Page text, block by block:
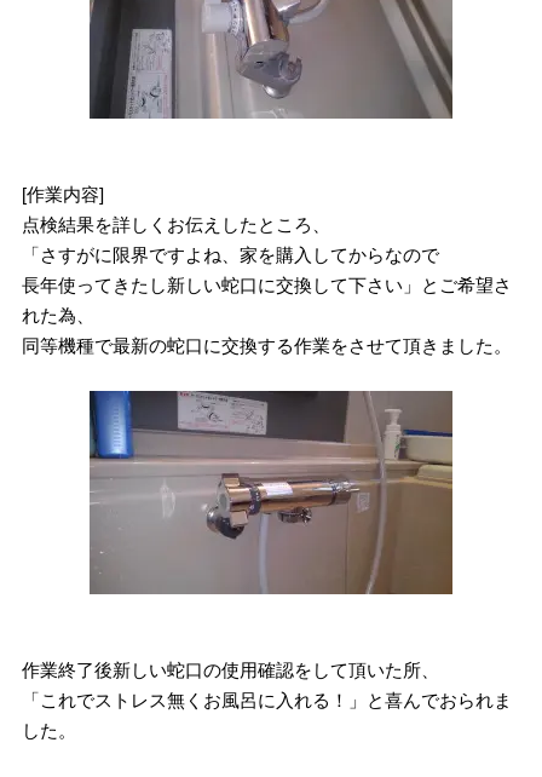
[作業内容]
点検結果を詳しくお伝えしたところ、
「さすがに限界ですよね、家を購入してからなので
長年使ってきたし新しい蛇口に交換して下さい」とご希望さ
れた為、
同等機種で最新の蛇口に交換する作業をさせて頂きました。
作業終了後新しい蛇口の使用確認をして頂いた所、
「これでストレス無くお風呂に入れる！」と喜んでおられま
した。